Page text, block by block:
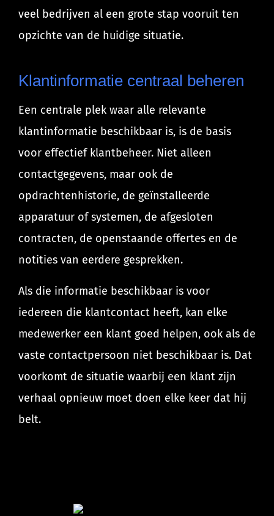
veel bedrijven al een grote stap vooruit ten
opzichte van de huidige situatie.
Klantinformatie centraal beheren
Een centrale plek waar alle relevante
klantinformatie beschikbaar is, is de basis
voor effectief klantbeheer. Niet alleen
contactgegevens, maar ook de
opdrachtenhistorie, de geïnstalleerde
apparatuur of systemen, de afgesloten
contracten, de openstaande offertes en de
notities van eerdere gesprekken.
Als die informatie beschikbaar is voor
iedereen die klantcontact heeft, kan elke
medewerker een klant goed helpen, ook als de
vaste contactpersoon niet beschikbaar is. Dat
voorkomt de situatie waarbij een klant zijn
verhaal opnieuw moet doen elke keer dat hij
belt.